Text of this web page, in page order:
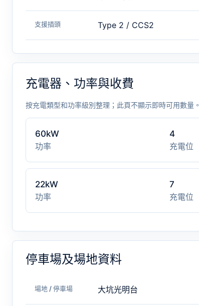
支援插頭 Type 2 / CCS2
充電器、功率與收費
按充電類型和功率級別整理；此頁不顯示即時可用數量。
60kW
功率
4
充電位
22kW
功率
7
充電位
停車場及場地資料
場地 / 停車場 大坑光明台